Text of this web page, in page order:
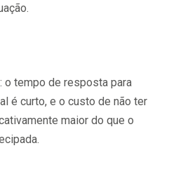
o tempo de resposta para
é curto, e o custo de não ter
maior do que o